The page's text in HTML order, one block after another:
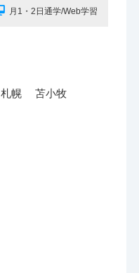
月1・2日通学/Web学習
札幌 苫小牧